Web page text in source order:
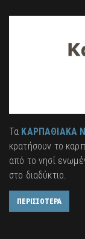
Τα ΚΑΡΠΑΘΙΑΚΑ
κρατήσουν το
από το νησί
στο διαδύκτιο.
ΠΕΡΙΣΣΟΤΕΡΑ